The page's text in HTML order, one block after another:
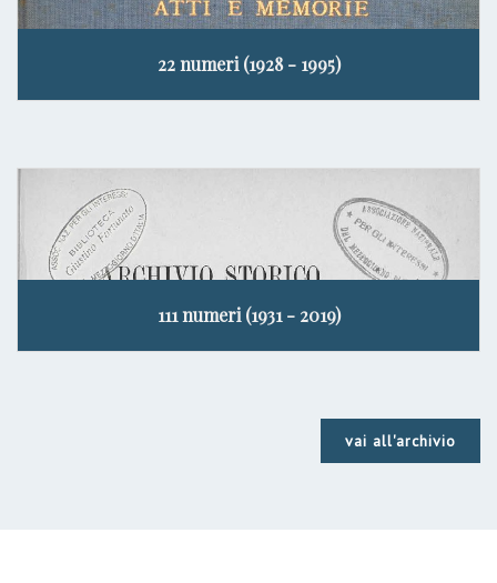
22 numeri (1928 - 1995)
111 numeri (1931 - 2019)
vai all'archivio